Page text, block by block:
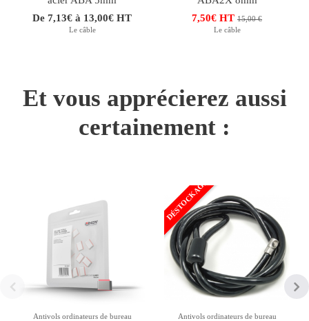
De 7,13€ à 13,00€ HT
Le câble
7,50€ HT 15,00 €
Le câble
Et vous apprécierez aussi
certainement :
Antivols ordinateurs de bureau
DÉSTOCKAGE
Antivols ordinateurs de bureau